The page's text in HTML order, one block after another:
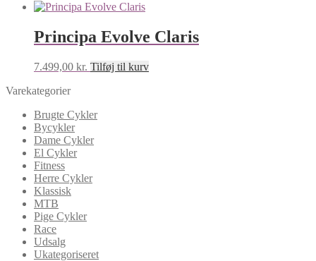
Principa Evolve Claris
7.499,00 kr. Tilføj til kurv
Varekategorier
Brugte Cykler
Bycykler
Dame Cykler
El Cykler
Fitness
Herre Cykler
Klassisk
MTB
Pige Cykler
Race
Udsalg
Ukategoriseret